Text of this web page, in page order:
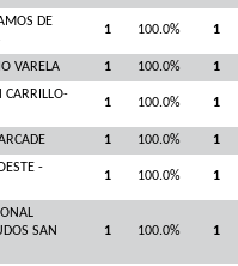
DE
1 100.0% 1
VARELA 1 100.0%
1
CARRILLO-
1 100.0% 1
1 100.0%
1
-
1 100.0% 1
SAN
1 100.0% 1